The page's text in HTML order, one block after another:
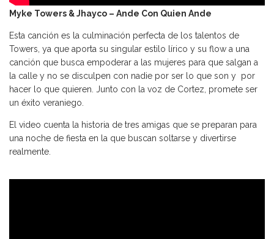
Myke Towers & Jhayco – Ande Con Quien Ande
Esta canción es la culminación perfecta de los talentos de
Towers, ya que aporta su singular estilo lírico y su flow a una
canción que busca empoderar a las mujeres para que salgan a
la calle y no se disculpen con nadie por ser lo que son y por
hacer lo que quieren. Junto con la voz de Cortez, promete ser
un éxito veraniego.
El video cuenta la historia de tres amigas que se preparan para
una noche de fiesta en la que buscan soltarse y divertirse
realmente.